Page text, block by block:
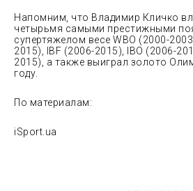
Напомним, что Владимир Кличко
четырьмя самыми престижными
супертяжелом весе WBO (2000-
2015), IBF (2006-2015), IBO (2006-
2015), а также выиграл золото
году.
По материалам:
iSport.ua